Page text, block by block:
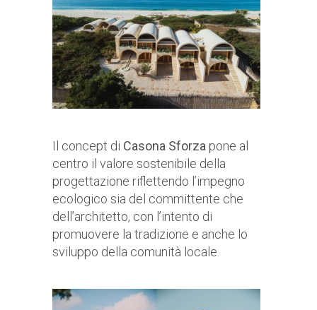
Il concept di Casona Sforzapone al
centro il valore sostenibile della
progettazione riflettendo l’impegno
ecologico sia del committente che
dell’architetto, con l’intento di
promuovere la tradizione e anche lo
sviluppo della comunità locale.